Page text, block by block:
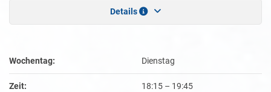
Details
Wochentag: Dienstag
Zeit: 18:15 – 19:45